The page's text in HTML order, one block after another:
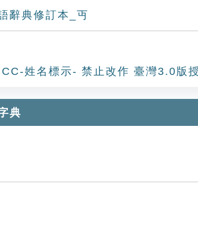
辭典修訂本_丏
姓名標示- 禁止改作 臺灣3.0版
典